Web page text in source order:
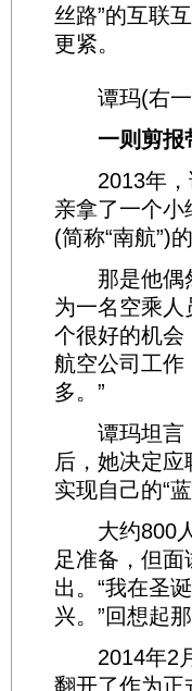
丝路”的互联
更紧。
谭玛(右一
一则剪报
2013年，
亲拿了一个
(简称“南航”)
那是他偶然
为一名空乘
个很好的机会
航空公司工作
多。”
谭玛坦言，
后，她决定
实现自己的“
大约800人
足准备，但
出。“我在圣
兴。”回想起
2014年2月
翻开了作为正